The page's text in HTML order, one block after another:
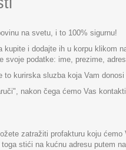
na svetu, i to 100% sigurnu!
kupite i dodajte ih u korpu klikom
svoje podatke: ime, prezime,
to kurirska sluzba koja Vam
nakon čega ćemo Vas
zatražiti profakturu koju
stići na kućnu adresu putem